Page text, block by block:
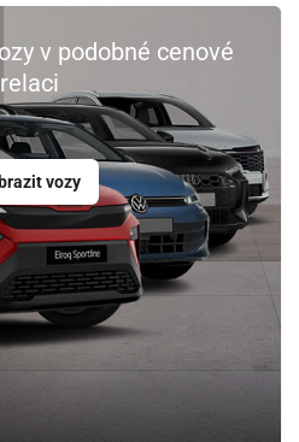
v podobné cenové
relaci
vozy